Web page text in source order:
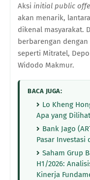
Aksi initial public
akan menarik,
dikenal masyarakat.
berbarengan
seperti Mitratel,
Widodo Makmur.
BACA JUGA:
Lo Kheng
Apa yang
Bank Jago
Pasar Investasi
Saham Grup
H1/2026:
Kinerja